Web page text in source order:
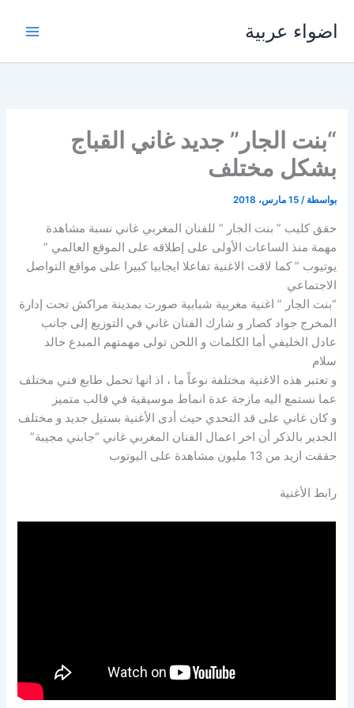
اضواء عربية
“بنت الجار” جديد غاني القباج
بشكل مختلف
بواسطة /15 مارس، 2018
حقق كليب ” بنت الجار ” للفنان المغربي غاني نسبة مشاهدة
مهمة منذ الساعات الأولى على إطلاقه على الموقع العالمي ”
يوتيوب ” كما لاقت الاغنية تفاعلا ايجابيا كبيرا على مواقع التواصل
الاجتماعي
“بنت الجار ” اغنية مغربية شبابية صورت بمدينة مراكش تحت إدارة
المخرج جواد كصار و شارك الفنان غاني في التوزيع إلى جانب
عادل الخليفي أما الكلمات و اللحن تولى مهمتهم المبدع خالد
سلام
و تعتبر هذه الاغنية مختلفة نوعاً ما ، اذ انها تحمل طابع فني مختلف
عما نستمع اليه مازجة عدة انماط موسيقية في قالب متميز
و كان غاني على قد التحدي حيث أدى الأغنية بستيل جديد و مختلف
الجدير بالذكر أن اخر اعمال الفنان المغربي غاني “جابني مجيبة”
حققت ازيد من 13 مليون مشاهدة على اليوتوب
رابط الأغنية